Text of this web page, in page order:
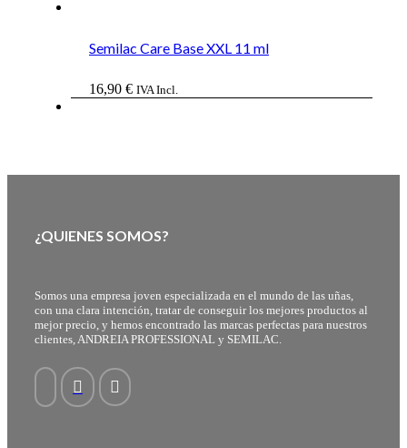
Semilac Care Base XXL 11 ml
16,90 € IVA Incl.
¿QUIENES SOMOS?
Somos una empresa joven especializada en el mundo de las uñas,
con una clara intención, tratar de conseguir los mejores productos al
mejor precio, y hemos encontrado las marcas perfectas para nuestros
clientes, ANDREIA PROFESSIONAL y SEMILAC.